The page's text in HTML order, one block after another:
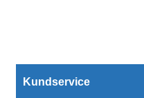
Kundservice